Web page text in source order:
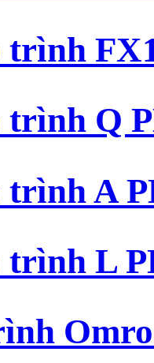
trình
trình Q
trình A
trình L